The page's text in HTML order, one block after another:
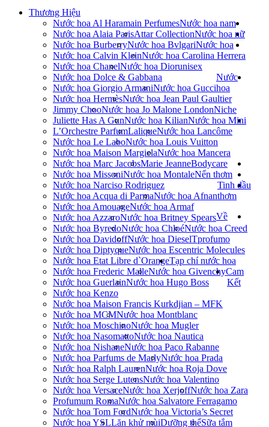
Thương Hiệu
Nước hoa Al Haramain Perfumes
Nước hoa Alaia ParisAttar Collection
Nước hoa BurberryNước hoa Bvlgari
Nước hoa Calvin KleinNước hoa Carolina Herrera
Nước hoa ChanelNước hoa Dior
Nước hoa Dolce & Gabbana
Nước hoa Giorgio ArmaniNước hoa Gucci
Nước hoa HermèsNước hoa Jean Paul Gaultier
Jimmy ChooNước hoa Jo Malone London
Juliette Has A GunNước hoa Kilian
L’Orchestre ParfumLaliqueNước hoa Lancôme
Nước hoa Le LaboNước hoa Louis Vuitton
Nước hoa Maison MargielaNước hoa Mancera
Nước hoa Marc JacobsMarie Jeanne
Nước hoa MissoniNước hoa Montale
Nước hoa Narciso Rodriguez
Nước hoa Acqua di ParmaNước hoa Afnan
Nước hoa AmouageNước hoa Armaf
Nước hoa AzzaroNước hoa Britney Spears
Nước hoa ByredoNước hoa ChloéNước hoa Creed
Nước hoa DavidoffNước hoa Diesel
Nước hoa DiptyqueNước hoa Escentric Molecules
Nước hoa Etat Libre d`Orange
Nước hoa Frederic MalleNước hoa Givenchy
Nước hoa GuerlainNước hoa Hugo Boss
Nước hoa Kenzo
Nước hoa Maison Francis Kurkdjian – MFK
Nước hoa MCMNước hoa Montblanc
Nước hoa MoschinoNước hoa Mugler
Nước hoa NasomattoNước hoa Nautica
Nước hoa NishaneNước hoa Paco Rabanne
Nước hoa Parfums de MarlyNước hoa Prada
Nước hoa Ralph LaurenNước hoa Roja Dove
Nước hoa Serge LutensNước hoa Valentino
Nước hoa VersaceNước hoa XerjoffNước hoa Zara
Profumum RomaNước hoa Salvatore Ferragamo
Nước hoa Tom FordNước hoa Victoria’s Secret
Nước hoa YSL
Nước hoa nam
Nước hoa nữ
Nước hoa
unisex
Nước
hoa
Niche
Nước hoa Mini
Bodycare
Lăn khử mùiDưỡng thểSữa tắm
Nến thơm
Tinh dầu
thơm
Về
Tprofumo
Tạp chí nước hoa
Cam
Kết